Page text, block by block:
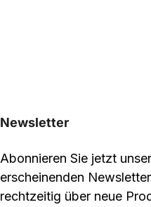
Newsletter
Abonnieren Sie jetzt
erscheinenden
rechtzeitig über neue